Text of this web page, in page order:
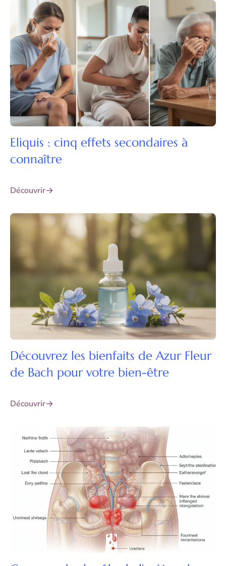
Eliquis : cinq effets secondaires à
connaître
Découvrir
Découvrez les bienfaits de Azur Fleur
de Bach pour votre bien-être
Découvrir